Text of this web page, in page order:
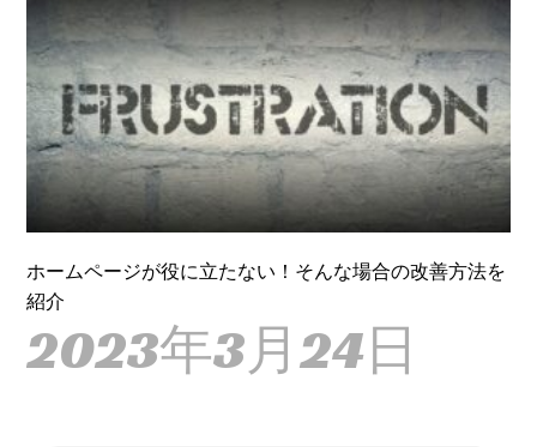
ホームページが役に立たない！そんな場合の改善方法を
紹介
2023年3月24日